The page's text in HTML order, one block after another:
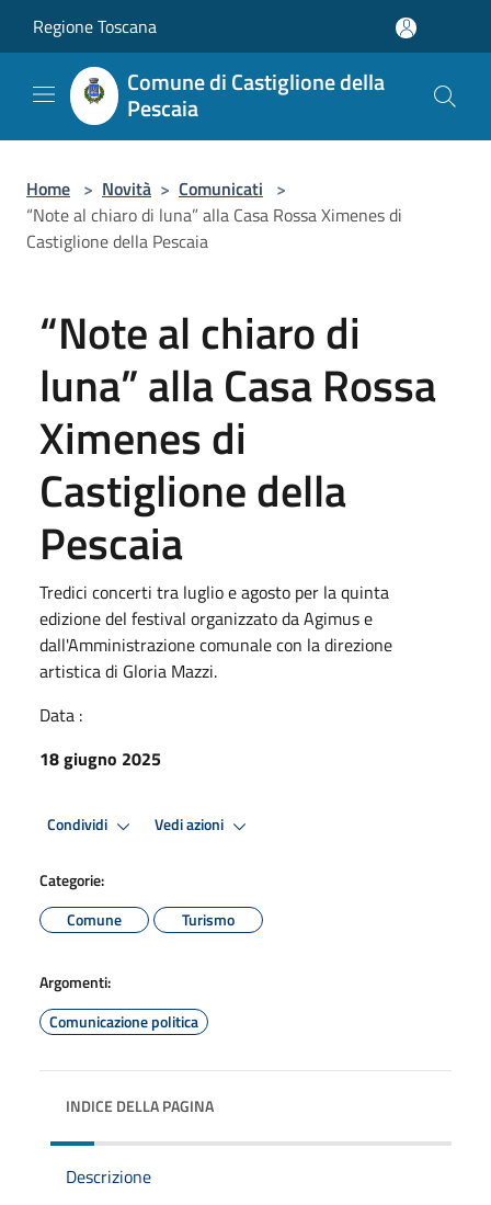
Regione Toscana
Comune di Castiglione della
Pescaia
Home > Novità > Comunicati >
“Note al chiaro di luna” alla Casa Rossa Ximenes di
Castiglione della Pescaia
“Note al chiaro di
luna” alla Casa Rossa
Ximenes di
Castiglione della
Pescaia
Tredici concerti tra luglio e agosto per la quinta
edizione del festival organizzato da Agimus e
dall'Amministrazione comunale con la direzione
artistica di Gloria Mazzi.
Data :
18 giugno 2025
Condividi Vedi azioni
Categorie:
Comune
Turismo
Argomenti:
Comunicazione politica
INDICE DELLA PAGINA
Descrizione